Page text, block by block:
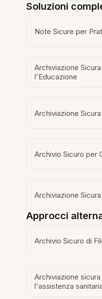
Soluzioni
Note Sicure per
Archiviazione
l'Educazione
Archiviazione
Archivio Sicuro per
Archiviazione
Approcci
Archivio Sicuro di
Archiviazione
l'assistenza sanitaria